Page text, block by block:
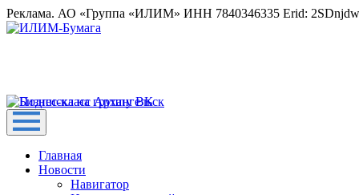
Реклама. АО «Группа «ИЛИМ» ИНН 7840346335 Erid:
Главная
Новости
Навигатор